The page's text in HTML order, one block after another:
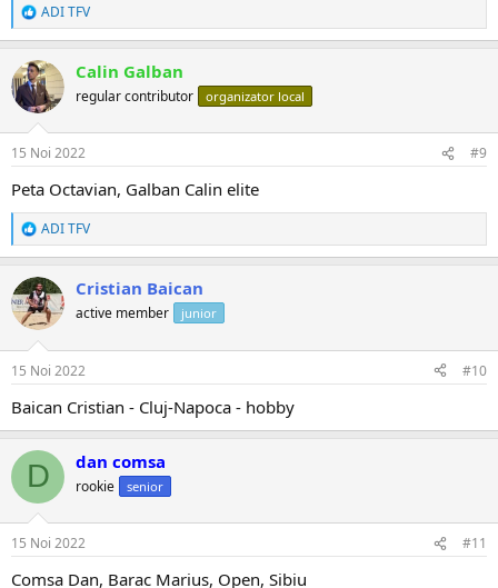
R
e
c
ț
i
ADI TFV
Calin Galban
regular contributor organizator local
15 Noi 2022 #9
Peta Octavian, Galban Calin elite
R
e
c
ț
i
ADI TFV
Cristian Baican
active member junior
15 Noi 2022 #10
Baican Cristian - Cluj-Napoca - hobby
D dan comsa
rookie senior
15 Noi 2022 #11
Comsa Dan, Barac Marius, Open, Sibiu